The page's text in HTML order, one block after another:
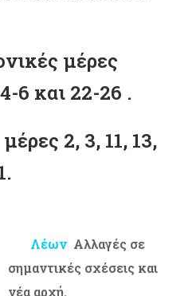
μέρες
6 και 22-26 .
2, 3, 11, 13,
Λέων Αλλαγές σε
σημαντικές σχέσεις και
νέα αρχή.